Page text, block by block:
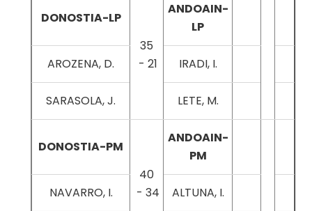
DONOSTIA-LP
35
- 21
ANDOAIN-
LP
AROZENA, D. IRADI, I.
SARASOLA, J. LETE, M.
DONOSTIA-PM
40
- 34
ANDOAIN-
PM
NAVARRO, I. ALTUNA, I.